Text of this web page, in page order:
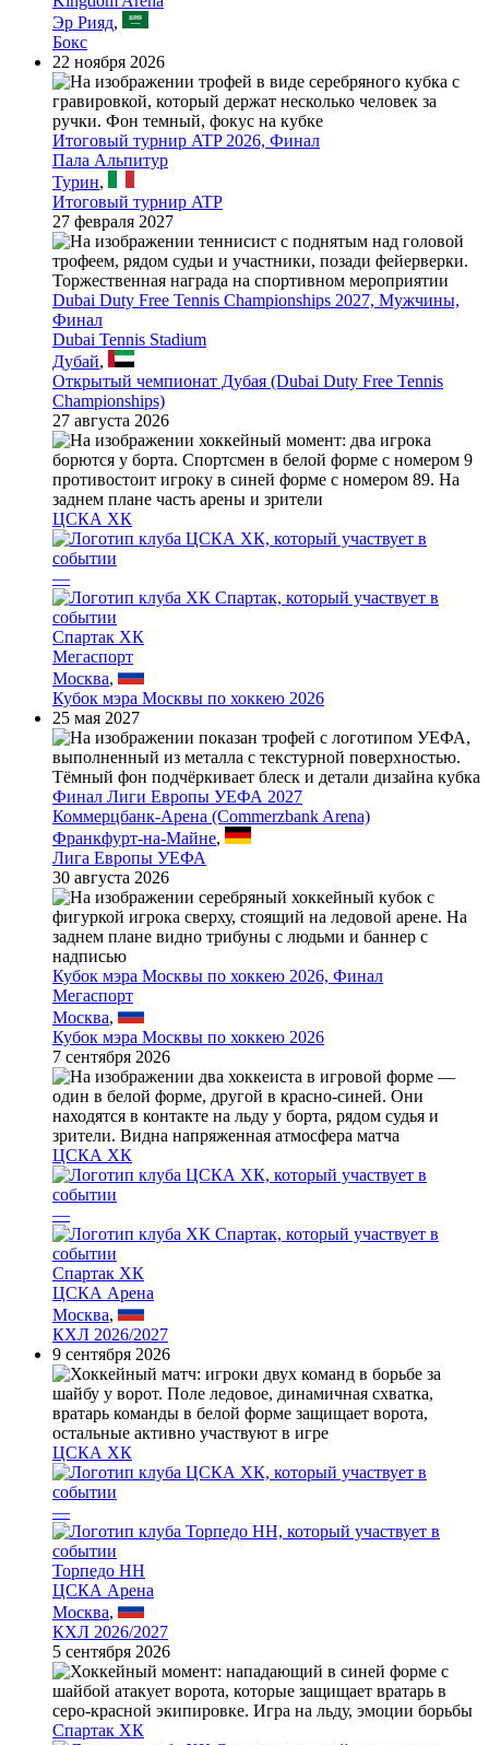
Эр Рияд,
Бокс
22 ноября 2026
Итоговый турнир ATP 2026, Финал
Пала Альпитур
Турин,
Итоговый турнир ATP
27 февраля 2027
Dubai Duty Free Tennis Championships 2027, Мужчины,
Финал
Dubai Tennis Stadium
Дубай,
Открытый чемпионат Дубая (Dubai Duty Free Tennis
Championships)
27 августа 2026
ЦСКА ХК
—
Спартак ХК
Мегаспорт
Москва,
Кубок мэра Москвы по хоккею 2026
25 мая 2027
Финал Лиги Европы УЕФА 2027
Коммерцбанк-Арена (Commerzbank Arena)
Франкфурт-на-Майне,
Лига Европы УЕФА
30 августа 2026
Кубок мэра Москвы по хоккею 2026, Финал
Мегаспорт
Москва,
Кубок мэра Москвы по хоккею 2026
7 сентября 2026
ЦСКА ХК
—
Спартак ХК
ЦСКА Арена
Москва,
КХЛ 2026/2027
9 сентября 2026
ЦСКА ХК
—
Торпедо НН
ЦСКА Арена
Москва,
КХЛ 2026/2027
5 сентября 2026
Спартак ХК